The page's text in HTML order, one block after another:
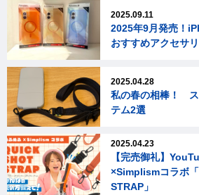
2025.09.11
2025年9月発売！
おすすめアクセサ
2025.04.28
私の春の相棒！ ス
テム2選
2025.04.23
【完売御礼】
×Simplismコラボ
STRAP」